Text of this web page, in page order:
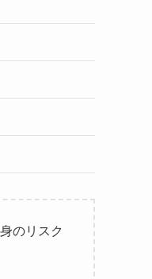
のリスク